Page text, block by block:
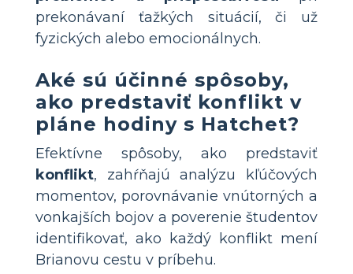
prekonávaní ťažkých situácií, či už
fyzických alebo emocionálnych.
Aké sú účinné spôsoby,
ako predstaviť konflikt v
pláne hodiny s Hatchet?
Efektívne spôsoby, ako predstaviť
konflikt, zahŕňajú analýzu kľúčových
momentov, porovnávanie vnútorných a
vonkajších bojov a poverenie študentov
identifikovať, ako každý konflikt mení
Brianovu cestu v príbehu.